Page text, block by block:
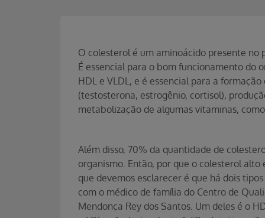
O colesterol é um aminoácido presente no
É essencial para o bom funcionamento do
HDL e VLDL, e é essencial para a
(testosterona, estrogênio, cortisol),
metabolização de algumas vitaminas, como
Além disso, 70% da quantidade de
organismo. Então, por que o colesterol
que devemos esclarecer é que há dois
com o médico de família do Centro de
Mendonça Rey dos Santos. Um deles é o